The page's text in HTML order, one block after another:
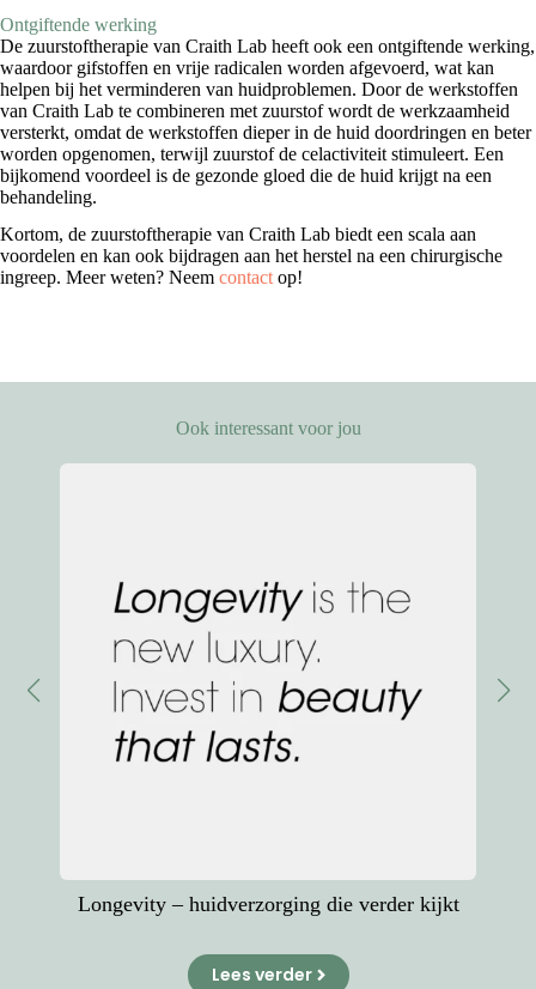
Ontgiftende werking
De zuurstoftherapie van Craith Lab heeft ook een ontgiftende werking,
waardoor gifstoffen en vrije radicalen worden afgevoerd, wat kan
helpen bij het verminderen van huidproblemen. Door de werkstoffen
van Craith Lab te combineren met zuurstof wordt de werkzaamheid
versterkt, omdat de werkstoffen dieper in de huid doordringen en beter
worden opgenomen, terwijl zuurstof de celactiviteit stimuleert. Een
bijkomend voordeel is de gezonde gloed die de huid krijgt na een
behandeling.
Kortom, de zuurstoftherapie van Craith Lab biedt een scala aan
voordelen en kan ook bijdragen aan het herstel na een chirurgische
ingreep. Meer weten? Neem contact op!
Ook interessant voor jou
Longevity – huidverzorging die verder kijkt
Lees verder